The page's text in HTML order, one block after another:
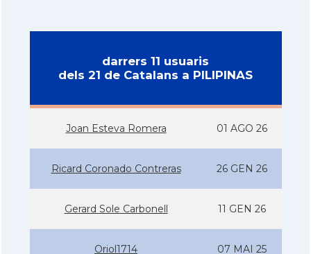
darrers 11 usuaris
dels 21 de Catalans a PILIPINAS
Joan Esteva Romera 01 AGO 26
Ricard Coronado Contreras 26 GEN 26
Gerard Sole Carbonell 11 GEN 26
Oriol1714 07 MAI 25